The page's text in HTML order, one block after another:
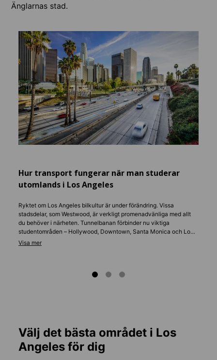
Änglarnas stad.
Hur transport fungerar när man studerar
utomlands i Los Angeles
Ryktet om Los Angeles bilkultur är under förändring. Vissa
stadsdelar, som Westwood, är verkligt promenadvänliga med allt
du behöver i närheten. Tunnelbanan förbinder nu viktiga
studentområden – Hollywood, Downtown, Santa Monica och Long
Beach. Ett månatligt TAP-kort kostar cirka 100 dollar och täcker
Välj det bästa området i Los
Angeles för dig